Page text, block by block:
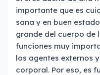
importante que es
sana y en buen
grande del cuerpo de
funciones muy
los agentes externos
corporal. Por eso, es